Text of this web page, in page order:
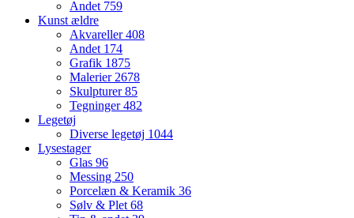
Andet 759
Kunst ældre
Akvareller408
Andet 174
Grafik 1875
Malerier2678
Skulpturer85
Tegninger482
Legetøj
Diverse legetøj 1044
Lysestager
Glas 96
Messing 250
Porcelæn & Keramik 36
Sølv & Plet68